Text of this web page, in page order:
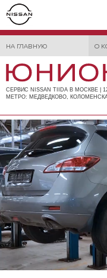
НА ГЛАВНУЮ О
СЕРВИС NISSAN TIIDA В МОСКВЕ |
МЕТРО: МЕДВЕДКОВО,